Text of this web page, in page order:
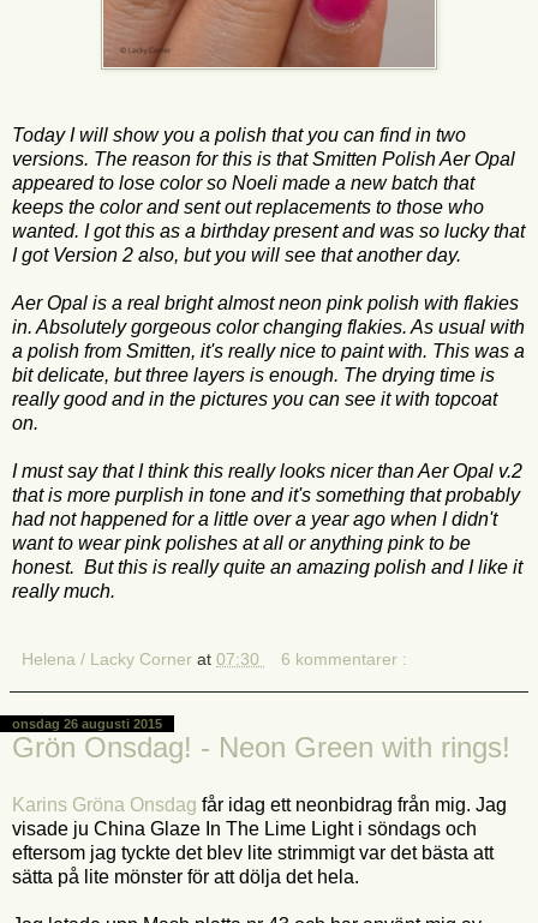
Today I will show you a polish that you can find in two
versions. The reason for this is that Smitten Polish Aer Opal
appeared to lose color so Noeli made a new batch that
keeps the color and sent out replacements to those who
wanted. I got this as a birthday present and was so lucky that
I got Version 2 also, but you will see that another day.
Aer Opal is a real bright almost neon pink polish with flakies
in. Absolutely gorgeous color changing flakies. As usual with
a polish from Smitten, it's really nice to paint with. This was a
bit delicate, but three layers is enough. The drying time is
really good and in the pictures you can see it with topcoat
on.
I must say that I think this really looks nicer than Aer Opal v.2
that is more purplish in tone and it's something that probably
had not happened for a little over a year ago when I didn't
want to wear pink polishes at all or anything pink to be
honest. But this is really quite an amazing polish and I like it
really much.
Helena / Lacky Corner at 07:30 6 kommentarer :
onsdag 26 augusti 2015
Grön Onsdag! - Neon Green with rings!
Karins Gröna Onsdag får idag ett neonbidrag från mig. Jag
visade ju China Glaze In The Lime Light i söndags och
eftersom jag tyckte det blev lite strimmigt var det bästa att
sätta på lite mönster för att dölja det hela.